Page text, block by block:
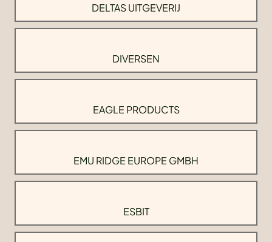
DELTAS UITGEVERIJ
DIVERSEN
EAGLE PRODUCTS
EMU RIDGE EUROPE GMBH
ESBIT